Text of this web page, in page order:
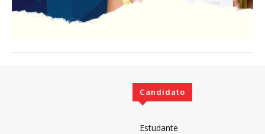
Candidato
Estudante